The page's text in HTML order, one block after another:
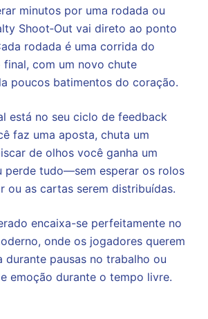
minutos por uma rodada ou
Shoot‑Out vai direto ao ponto
rodada é uma corrida do
com um novo chute
poucos batimentos do coração.
está no seu ciclo de feedback
faz uma aposta, chuta um
de olhos você ganha um
perde tudo—sem esperar os rolos
ou as cartas serem distribuídas.
encaixa-se perfeitamente no
onde os jogadores querem
durante pausas no trabalho ou
emoção durante o tempo livre.